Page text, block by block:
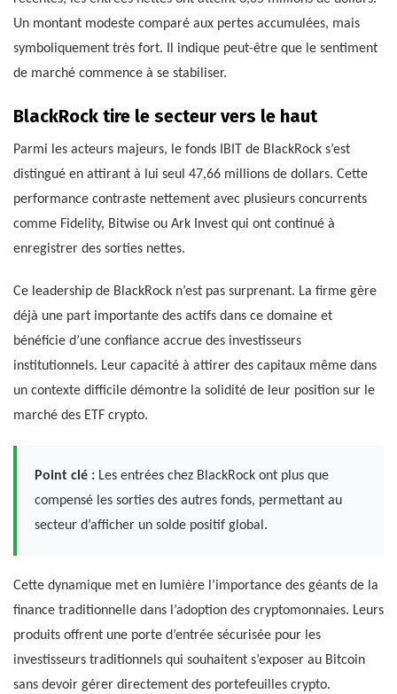
Un montant modeste comparé aux pertes accumulées, mais
symboliquement très fort. Il indique peut-être que le sentiment
de marché commence à se stabiliser.
BlackRock tire le secteur vers le haut
Parmi les acteurs majeurs, le fonds IBIT de BlackRock s’est
distingué en attirant à lui seul 47,66 millions de dollars. Cette
performance contraste nettement avec plusieurs concurrents
comme Fidelity, Bitwise ou Ark Invest qui ont continué à
enregistrer des sorties nettes.
Ce leadership de BlackRock n’est pas surprenant. La firme gère
déjà une part importante des actifs dans ce domaine et
bénéficie d’une confiance accrue des investisseurs
institutionnels. Leur capacité à attirer des capitaux même dans
un contexte difficile démontre la solidité de leur position sur le
marché des ETF crypto.
Point clé : Les entrées chez BlackRock ont plus que
compensé les sorties des autres fonds, permettant au
secteur d’afficher un solde positif global.
Cette dynamique met en lumière l’importance des géants de la
finance traditionnelle dans l’adoption des cryptomonnaies. Leurs
produits offrent une porte d’entrée sécurisée pour les
investisseurs traditionnels qui souhaitent s’exposer au Bitcoin
sans devoir gérer directement des portefeuilles crypto.